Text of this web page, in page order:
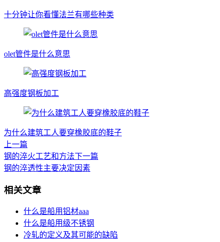
十分钟让你看懂法兰有哪些种类
olet管件是什么意思
高强度钢板加工
为什么建筑工人要穿橡胶底的鞋子
上一篇
钢的淬火工艺和方法下一篇
钢的淬透性主要决定因素
相关文章
什么是船用铝材aaa
什么是船用级不锈钢
冷轧的定义及其可能的缺陷